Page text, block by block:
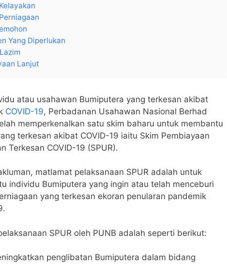
Yang Diperlukan
Lanjut
atau usahawan Bumiputera yang terkesan akibat
COVID-19, Perbadanan Usahawan Nasional Berhad
memperkenalkan satu skim baharu untuk membantu
terkesan akibat COVID-19 iaitu Skim Pembiayaan
Terkesan COVID-19 (SPUR).
matlamat pelaksanaan SPUR adalah untuk
individu Bumiputera yang ingin atau telah menceburi
yang terkesan ekoran penularan pandemik
SPUR oleh PUNB adalah seperti berikut:
penglibatan Bumiputera dalam bidang